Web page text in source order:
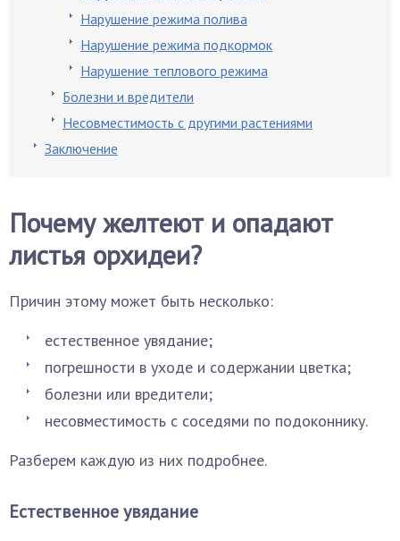
Нарушение режима полива
Нарушение режима подкормок
Нарушение теплового режима
Болезни и вредители
Несовместимость с другими растениями
Заключение
Почему желтеют и опадают
листья орхидеи?
Причин этому может быть несколько:
естественное увядание;
погрешности в уходе и содержании цветка;
болезни или вредители;
несовместимость с соседями по подоконнику.
Разберем каждую из них подробнее.
Естественное увядание